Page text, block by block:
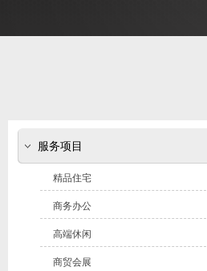
服务项目
精品住宅
商务办公
高端休闲
商贸会展